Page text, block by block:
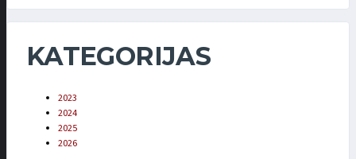
KATEGORIJAS
2023
2024
2025
2026